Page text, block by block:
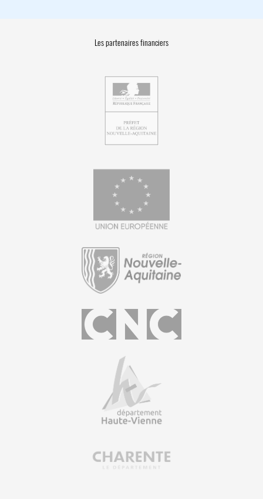
Les partenaires financiers